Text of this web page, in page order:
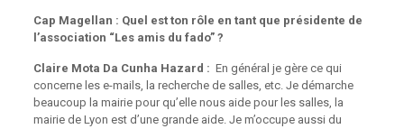
Cap Magellan : Quel est ton rôle en tant que présidente de
l’association “Les amis du fado” ?
Claire Mota Da Cunha Hazard : En général je gère ce qui
concerne les e-mails, la recherche de salles, etc. Je démarche
beaucoup la mairie pour qu’elle nous aide pour les salles, la
mairie de Lyon est d’une grande aide. Je m’occupe aussi du